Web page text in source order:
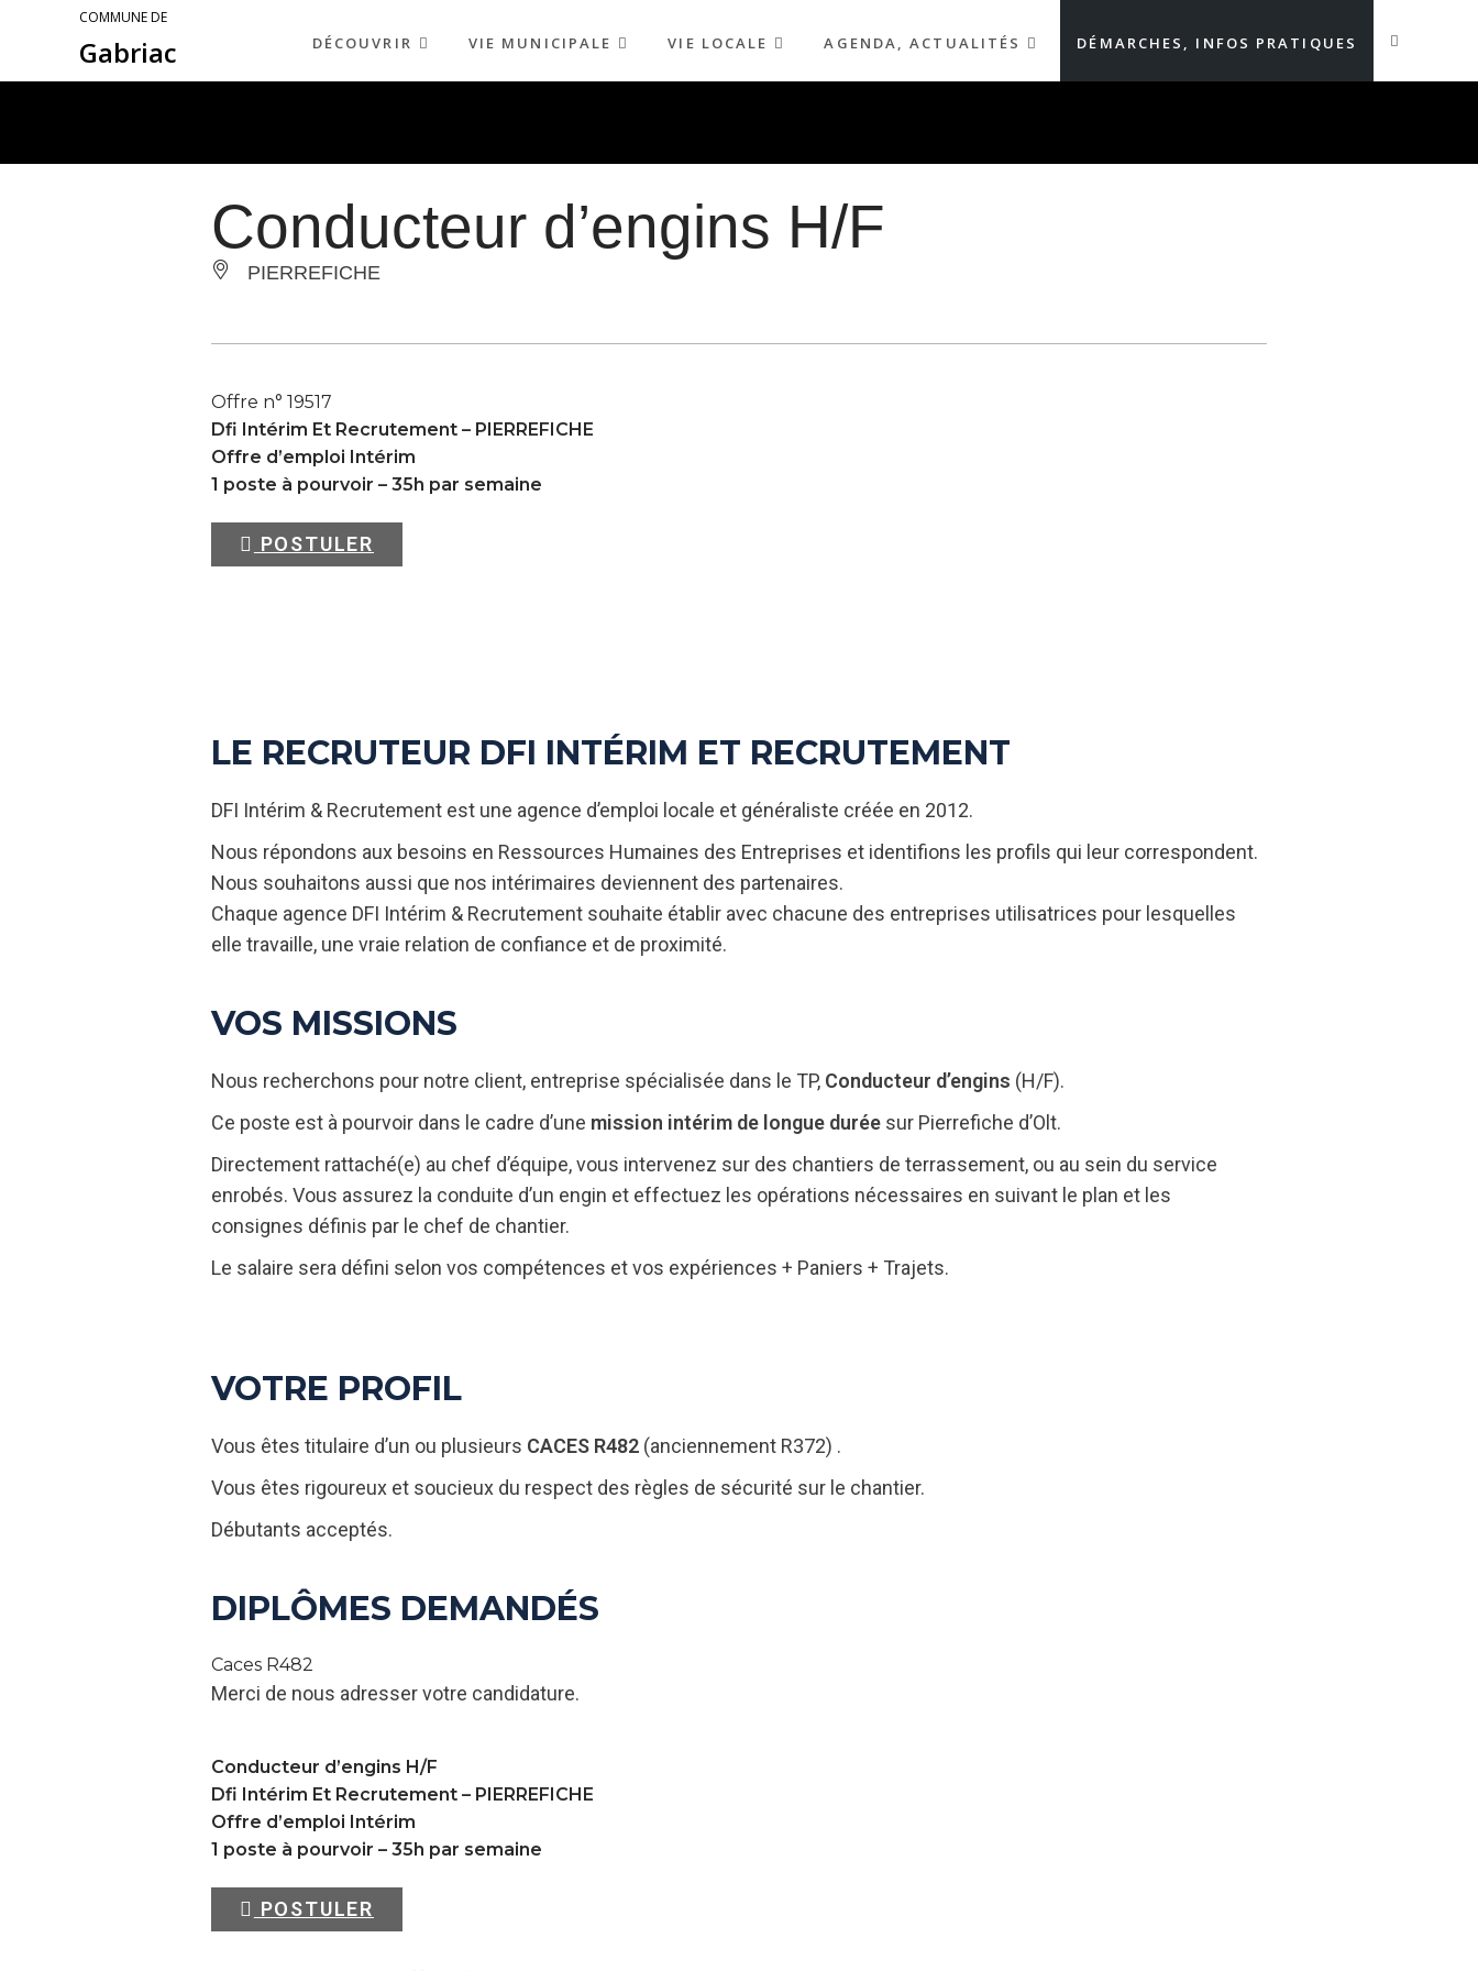
COMMUNE DE
Gabriac DÉCOUVRIR VIE MUNICIPALE VIE LOCALE AGENDA, ACTUALITÉS DÉMARCHES, INFOS PRATIQUES
Conducteur d’engins H/F
PIERREFICHE
Offre n° 19517
Dfi Intérim Et Recrutement – PIERREFICHE
Offre d’emploi Intérim
1 poste à pourvoir – 35h par semaine
POSTULER
LE RECRUTEUR DFI INTÉRIM ET RECRUTEMENT
DFI Intérim & Recrutement est une agence d’emploi locale et généraliste créée en 2012.
Nous répondons aux besoins en Ressources Humaines des Entreprises et identifions les profils qui leur correspondent.
Nous souhaitons aussi que nos intérimaires deviennent des partenaires.
Chaque agence DFI Intérim & Recrutement souhaite établir avec chacune des entreprises utilisatrices pour lesquelles
elle travaille, une vraie relation de confiance et de proximité.
VOS MISSIONS
Nous recherchons pour notre client, entreprise spécialisée dans le TP, Conducteur d’engins (H/F).
Ce poste est à pourvoir dans le cadre d’une mission intérim de longue durée sur Pierrefiche d’Olt.
Directement rattaché(e) au chef d’équipe, vous intervenez sur des chantiers de terrassement, ou au sein du service
enrobés. Vous assurez la conduite d’un engin et effectuez les opérations nécessaires en suivant le plan et les
consignes définis par le chef de chantier.
Le salaire sera défini selon vos compétences et vos expériences + Paniers + Trajets.
VOTRE PROFIL
Vous êtes titulaire d’un ou plusieurs CACES R482 (anciennement R372) .
Vous êtes rigoureux et soucieux du respect des règles de sécurité sur le chantier.
Débutants acceptés.
DIPLÔMES DEMANDÉS
Caces R482
Merci de nous adresser votre candidature.
Conducteur d’engins H/F
Dfi Intérim Et Recrutement – PIERREFICHE
Offre d’emploi Intérim
1 poste à pourvoir – 35h par semaine
POSTULER